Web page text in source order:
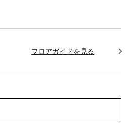
フロアガイドを見る